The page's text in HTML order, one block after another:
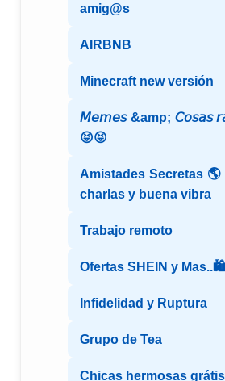
amig@s
AIRBNB
Minecraft new versión
𝘔𝘦𝘮𝘦𝘴 &amp; 𝘊𝘰𝘴𝘢𝘴
😝😝
Amistades Secretas 🌎
charlas y buena vibra
Trabajo remoto
Ofertas SHEIN y Mas..🛍️
Infidelidad y Ruptura
Grupo de Tea
Chicas hermosas grátis